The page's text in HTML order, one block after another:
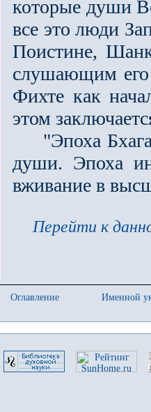
которые души
все это люди
Поистине,
слушающим его
Фихте как
этом
"Эпоха
души. Эпоха
вживание в
Перейти к
Оглавление
Именной